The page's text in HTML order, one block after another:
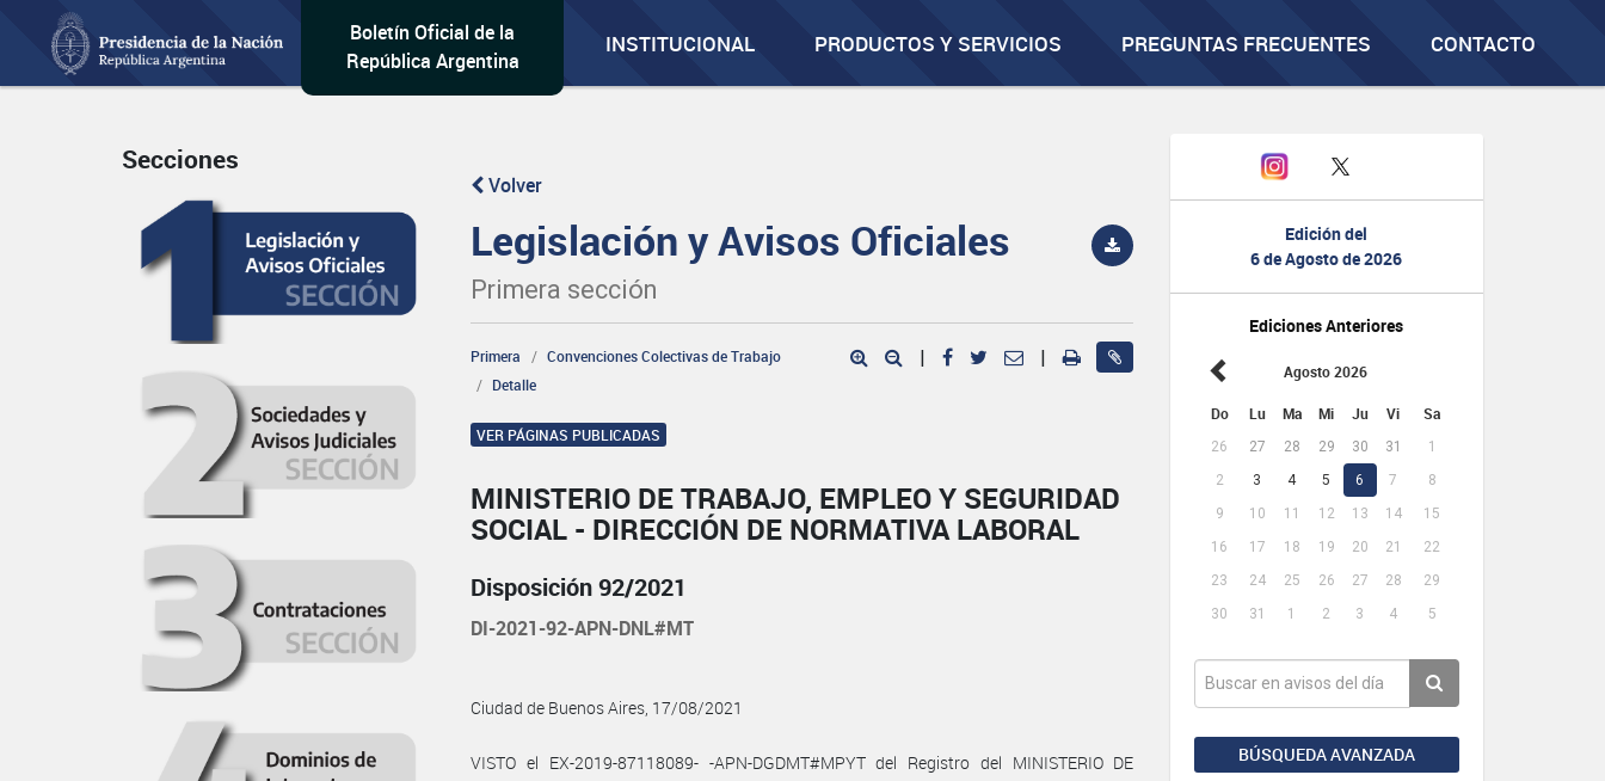
Boletín Oficial de la
República Argentina
INSTITUCIONAL PRODUCTOS Y SERVICIOS PREGUNTAS FRECUENTES CONTACTO
Edición del
6 de Agosto de 2026
Ediciones Anteriores
Agosto 2026
Do Lu Ma Mi Ju Vi Sa
26 27 28 29 30 31
1
2
3 4 5 6 7
8
9
10 11 12 13 14
15
16
17 18 19 20 21
22
23
24 25 26 27 28
29
30
31 1 2 3 4 5
BÚSQUEDA AVANZADA
Secciones
Volver
Legislación y Avisos Oficiales
Primera sección
Primera
Convenciones Colectivas de Trabajo
Detalle
| |
VER PÁGINAS PUBLICADAS
MINISTERIO DE TRABAJO, EMPLEO Y SEGURIDAD
SOCIAL - DIRECCIÓN DE NORMATIVA LABORAL
Disposición 92/2021
DI-2021-92-APN-DNL#MT
Ciudad de Buenos Aires, 17/08/2021
VISTO el EX-2019-87118089- -APN-DGDMT#MPYT del Registro del MINISTERIO DE